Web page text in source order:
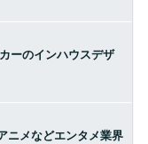
ーのインハウスデザ
ニメなどエンタメ業界